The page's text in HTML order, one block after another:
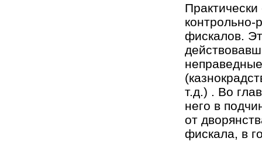
контрольно-
фискалов.
т.д.) . Во
него в
от
фискала, в